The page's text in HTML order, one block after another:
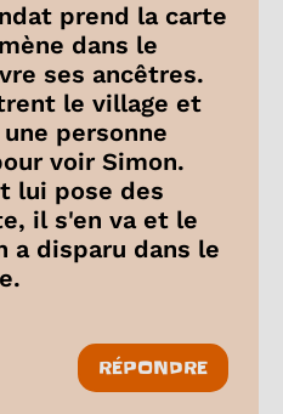
prend la carte
dans le
ses ancêtres.
le village et
personne
voir Simon.
lui pose des
il s'en va et le
a disparu dans le
les réactions
RÉPONDRE